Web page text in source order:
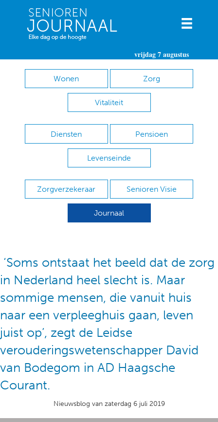
vrijdag 7 augustus
Wonen Zorg
Vitaliteit
Diensten Pensioen
Levenseinde
Zorgverzekeraar Senioren Visie
Journaal
‘Soms ontstaat het beeld dat de zorg
in Nederland heel slecht is. Maar
sommige mensen, die vanuit huis
naar een verpleeghuis gaan, leven
juist op’, zegt de Leidse
verouderingswetenschapper David
van Bodegom in AD Haagsche
Courant.
Nieuwsblog van zaterdag 6 juli 2019